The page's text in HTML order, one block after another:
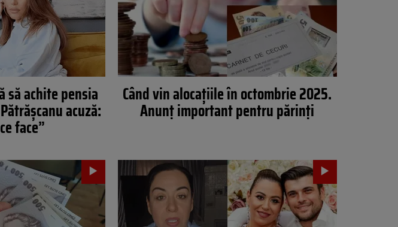
să achite pensia
acuză:
face”
Când vin alocațiile în octombrie 2025.
Anunț important pentru părinți